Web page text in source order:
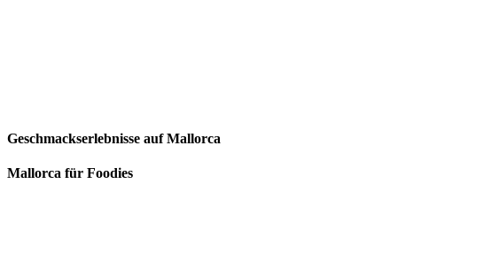
Geschmackserlebnisse auf Mallorca
Mallorca für Foodies